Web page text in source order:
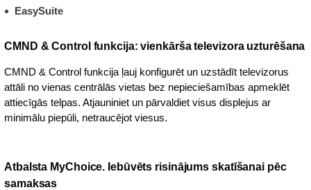
EasySuite
CMND & Control funkcija: vienkārša televizora uzturēšana
CMND & Control funkcija ļauj konfigurēt un uzstādīt televizorus
attāli no vienas centrālās vietas bez nepieciešamības apmeklēt
attiecīgās telpas. Atjauniniet un pārvaldiet visus displejus ar
minimālu piepūli, netraucējot viesus.
Atbalsta MyChoice. Iebūvēts risinājums skatīšanai pēc
samaksas